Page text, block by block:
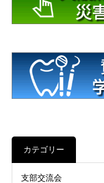
カテゴリー
支部交流会